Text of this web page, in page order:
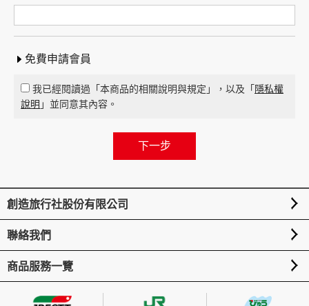
免費申請會員
我已經閱讀過「本商品的相關說明與規定」，以及「 隱私權
說明 」並同意其內容。
創造旅行社股份有限公司
聯絡我們
商品服務一覽